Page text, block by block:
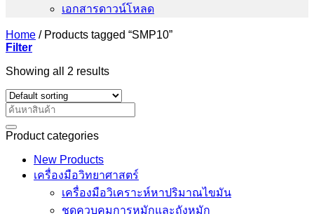
เอกสารดาวน์โหลด
Home /Products tagged “SMP10”
Filter
Showing all 2 results
Search
for:
Product categories
New Products
เครื่องมือวิทยาศาสตร์
เครื่องมือวิเคราะห์หาปริมาณไขมัน
ชุดควบคุมการหมักและถังหมัก